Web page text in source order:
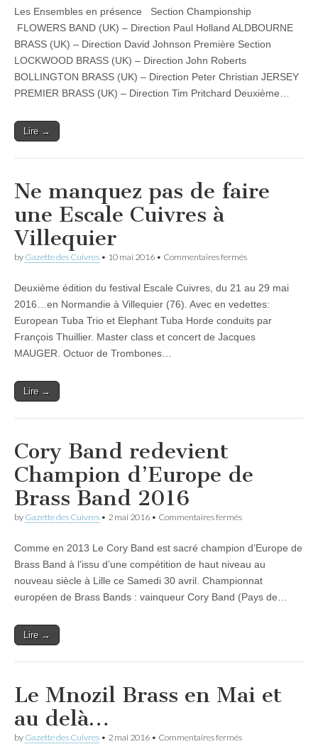
de
France
Brass
2016
–
Amboise
Les Ensembles en présence Section Championship
FLOWERS BAND (UK) – Direction Paul Holland ALDBOURNE
BRASS (UK) – Direction David Johnson Première Section
LOCKWOOD BRASS (UK) – Direction John Roberts
BOLLINGTON BRASS (UK) – Direction Peter Christian JERSEY
PREMIER BRASS (UK) – Direction Tim Pritchard Deuxième…
Lire →
Ne manquez pas de faire
une Escale Cuivres à
Villequier
by Gazette des Cuivres • 10 mai 2016 • Commentaires ferméssur
pas
de
une
Escale
Deuxième édition du festival Escale Cuivres, du 21 au 29 mai
2016…en Normandie à Villequier (76). Avec en vedettes:
European Tuba Trio et Elephant Tuba Horde conduits par
François Thuillier. Master class et concert de Jacques
MAUGER. Octuor de Trombones…
Lire →
Cory Band redevient
Champion d’Europe de
Brass Band 2016
by Gazette des Cuivres • 2 mai 2016 • Commentaires ferméssur
redevient
Champion
de
Brass
Comme en 2013 Le Cory Band est sacré champion d’Europe de
Brass Band à l’issu d’une compétition de haut niveau au
nouveau siècle à Lille ce Samedi 30 avril. Championnat
européen de Brass Bands : vainqueur Cory Band (Pays de…
Lire →
Le Mnozil Brass en Mai et
au delà…
by Gazette des Cuivres • 2 mai 2016 • Commentaires ferméssur